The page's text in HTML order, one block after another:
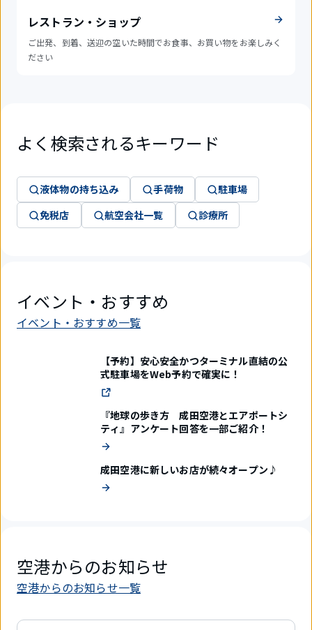
レストラン・ショップ
ご出発、到着、送迎の空いた時間でお食事、お買い物をお楽しみく
ださい
よく検索されるキーワード
液体物の持ち込み 手荷物
駐車場
免税店
航空会社一覧 診療所
イベント・おすすめ
イベント・おすすめ一覧
【予約】安心安全かつターミナル直結の公
式駐車場をWeb予約で確実に！
『地球の歩き方 成田空港とエアポートシ
ティ』アンケート回答を一部ご紹介！
成田空港に新しいお店が続々オープン♪
空港からのお知らせ
空港からのお知らせ一覧